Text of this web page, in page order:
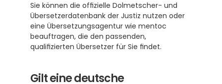
Sie können die offizielle Dolmetscher- und
Übersetzerdatenbank der Justiz nutzen oder
eine Übersetzungsagentur wie mentoc
beauftragen, die den passenden,
qualifizierten Übersetzer für Sie findet.
Gilt eine deutsche